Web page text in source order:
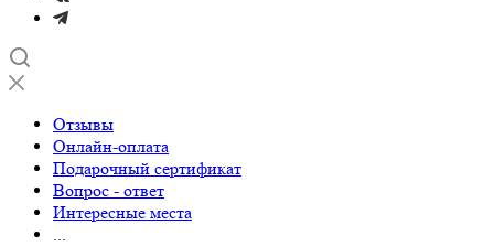
Отзывы
Онлайн-оплата
Подарочный сертификат
Вопрос - ответ
Интересные места
...